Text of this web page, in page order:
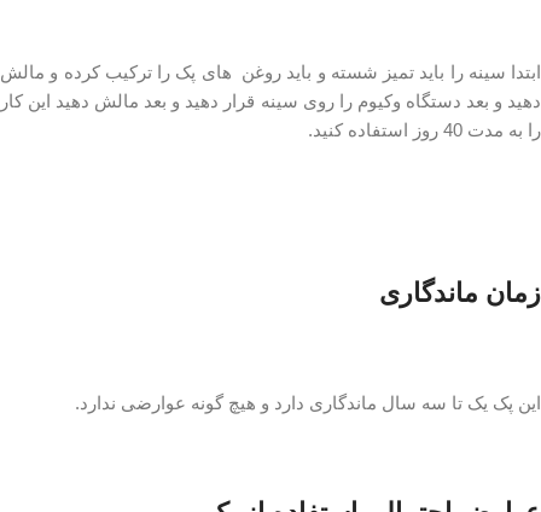
ابتدا سینه را باید تمیز شسته و باید روغن های پک را ترکیب کرده و مالش
دهید و بعد دستگاه وکیوم را روی سینه قرار دهید و بعد مالش دهید این کار
را به مدت 40 روز استفاده کنید.
زمان ماندگاری
این پک یک تا سه سال ماندگاری دارد و هیچ گونه عوارضی ندارد.